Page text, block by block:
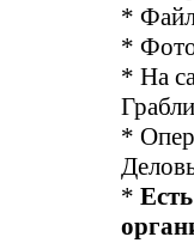
*
*
* На
*
*